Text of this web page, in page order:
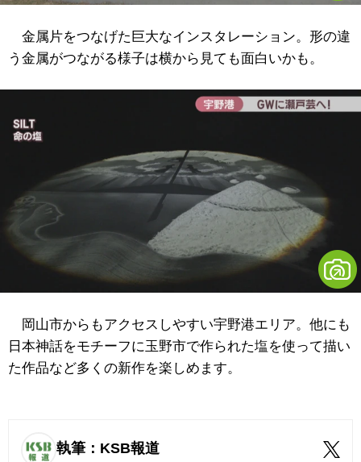
金属片をつなげた巨大なインスタレーション。形の違
う金属がつながる様子は横から見ても面白いかも。
岡山市からもアクセスしやすい宇野港エリア。他にも
日本神話をモチーフに玉野市で作られた塩を使って描い
た作品など多くの新作を楽しめます。
執筆：KSB報道